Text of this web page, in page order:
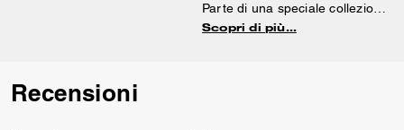
Parte di una speciale collezione
capsule, questa polo corta
Scopri di più…
Recensioni